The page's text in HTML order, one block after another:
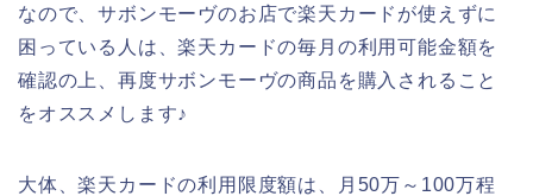
なので、サボンモーヴのお店で楽天カードが使えずに
困っている人は、楽天カードの毎月の利用可能金額を
確認の上、再度サボンモーヴの商品を購入されること
をオススメします♪
大体、楽天カードの利用限度額は、月50万～100万程